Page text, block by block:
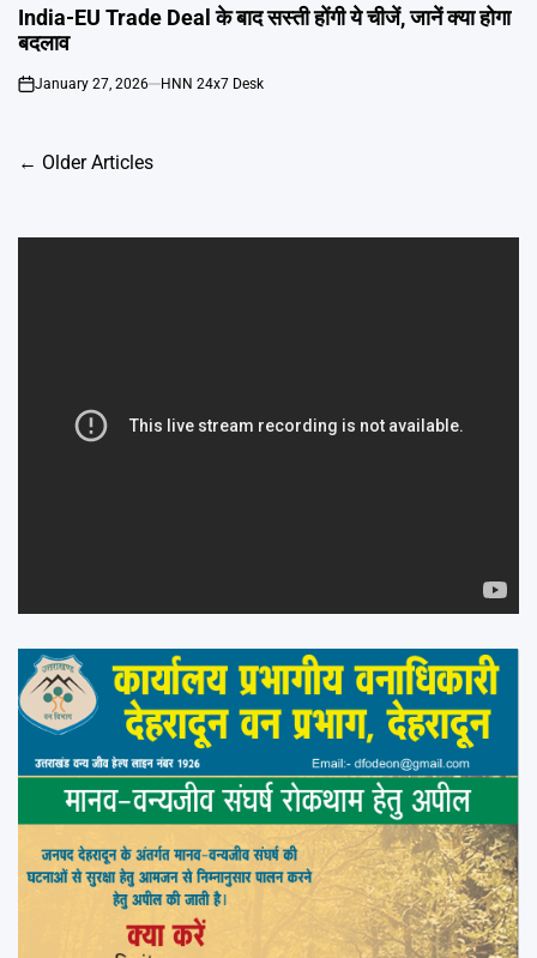
INIndia-EU Trade Deal के बाद सस्ती होंगी ये चीजें, जानें क्या होगा
बदलाव
on
January 27, 2026 HNN 24x7 Desk
Posts
← Older Articles